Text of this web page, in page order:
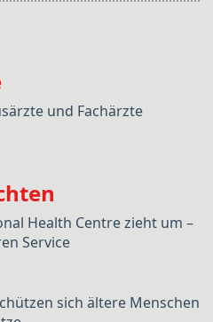
und Fachärzte
Health Centre zieht um –
Service
sich ältere Menschen